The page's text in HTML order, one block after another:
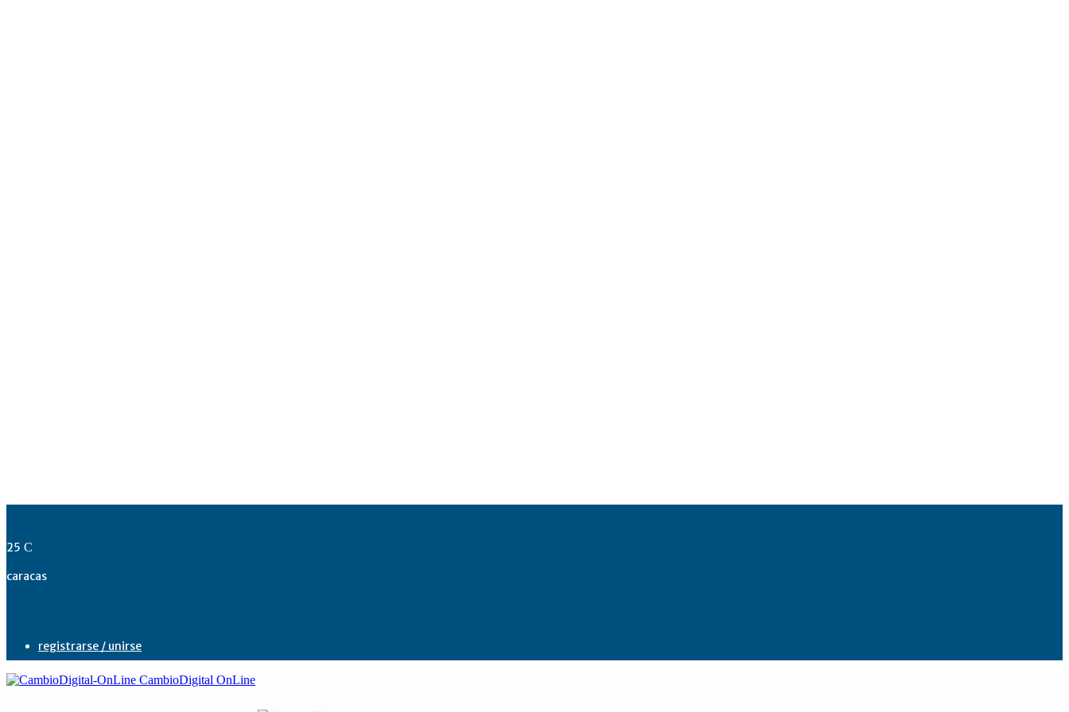
25 C
caracas
registrarse / unirse
CambioDigital OnLine